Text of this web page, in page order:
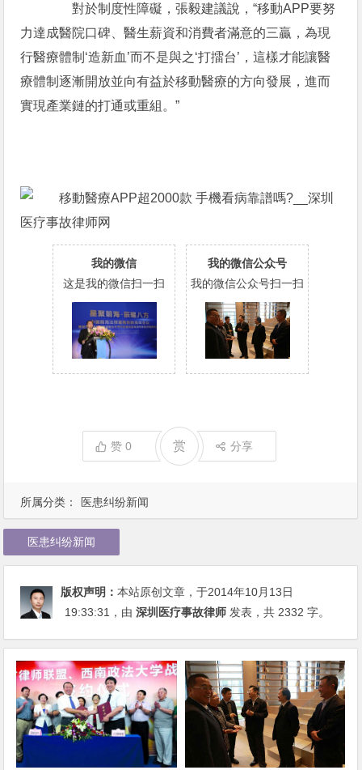
所属分类： 医患纠纷新闻
對於制度性障礙，張毅建議說，“移動APP要努
力達成醫院口碑、醫生薪資和消費者滿意的三贏，為現
行醫療體制‘造新血’而不是與之‘打擂台’，這樣才能讓醫
療體制逐漸開放並向有益於移動醫療的方向發展，進而
實現產業鏈的打通或重組。”
我的微信
这是我的微信扫一扫
我的微信公众号
我的微信公众号扫一扫
赞0 赏 分享
医患纠纷新闻
版权声明：本站原创文章，于2014年10月13日
19:33:31 ，由深圳医疗事故律师 发表，共 2332 字。